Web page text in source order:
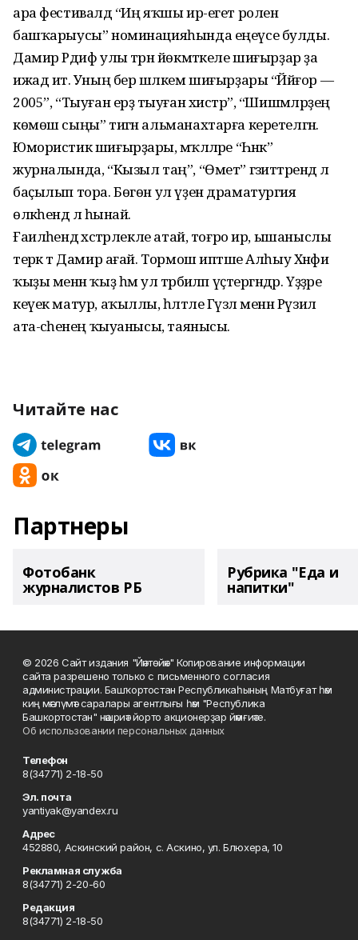
ара фестивалдә “Иң яҡшы ир-егет ролен
башҡарыусы” номинацияһында еңеүсе булды.
Дамир Рәдиф улы тәрән йөкмәткеле шиғырҙар ҙа
ижад итә. Уның бер шәлкем шиғырҙары “Йәйғор —
2005”, “Тыуған ерҙә тыуған хистәр”, “Шишмәләрҙең
көмөш сыңы” тигән альманахтарға керетелгән.
Юмористик шиғырҙары, мәҡәләләре “Һәнәк”
журналында, “Кызыл таң”, “Өмет” гәзиттәрендә лә
баҫылып тора. Бөгөн ул үҙен драматургия
өлкәһендә лә һынай.
Ғаиләһендә хәстәрлекле атай, тоғро ир, ышаныслы
терәк тә Дамир ағай. Тормош иптәше Алһыу Хәнәфи
ҡыҙы менән ҡыҙ һәм ул тәрбиәләп үҫтергәндәр. Үҙҙәре
кеүек матур, аҡыллы, һәләтле Гүзәл менән Рүзил
ата-әсәһенең ҡыуанысы, таянысы.
Читайте нас
Партнеры
Фотобанк
журналистов РБ
Рубрика "Еда и
напитки"
© 2026 Сайт издания "Йәнтөйәк" Копирование информации
сайта разрешено только с письменного согласия
администрации. Башҡортостан Республикаһының Матбуғат һәм
киң мәғлүмәт саралары агентлығы һәм "Республика
Башкортостан" нәшриәт йорто акционерҙар йәмғиәте.
Об использовании персональных данных
Телефон
8(34771) 2-18-50
Эл. почта
yantiyak@yandex.ru
Адрес
452880, Аскинский район, с. Аскино, ул. Блюхера, 10
Рекламная служба
8(34771) 2-20-60
Редакция
8(34771) 2-18-50